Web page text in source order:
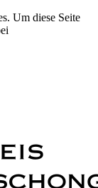
Um diese Seite